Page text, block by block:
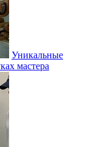
Уникальные
мастера